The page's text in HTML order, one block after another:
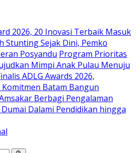
2026, 20 Inovasi Terbaik Masuk
Stunting Sejak Dini, Pemko
Posyandu Program Prioritas
Mimpi Anak Pulau Menuju
ADLG Awards 2026,
Batam Bangun
Berbagi Pengalaman
Dalami Pendidikan hingga